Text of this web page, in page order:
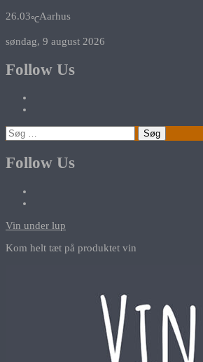
26.03℃Aarhus
søndag, 9 august 2026
Follow Us
Søg
efter:
Follow Us
Vin under lup
Kom helt tæt på produktet vin